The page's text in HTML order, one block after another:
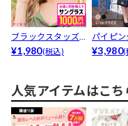
ブラックスタッズ
サングラス
¥1,980(税込)
パイピ
襟付き長
¥3,980(
人気アイテムはこち